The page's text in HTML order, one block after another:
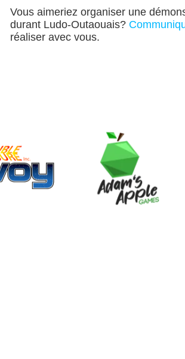
Vous aimeriez organiser une
durant Ludo-Outaouais?
réaliser avec vous.